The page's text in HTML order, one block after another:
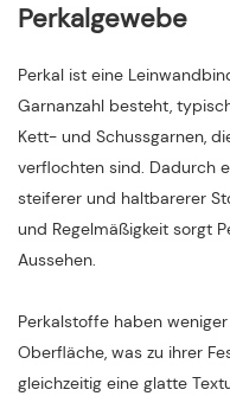
Perkalgewebe
Perkal ist eine
Garnanzahl besteht,
Kett- und Schussgarnen,
verflochten sind. Dadurch
steiferer und haltbarerer
und Regelmäßigkeit sorgt
Aussehen.
Perkalstoffe haben
Oberfläche, was zu ihrer
gleichzeitig eine glatte